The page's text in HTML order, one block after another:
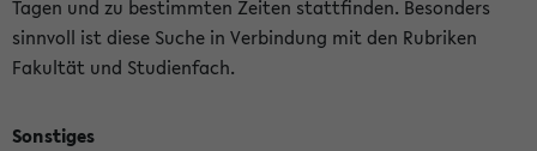
Tagen und zu bestimmten Zeiten stattfinden. Besonders
sinnvoll ist diese Suche in Verbindung mit den Rubriken
Fakultät und Studienfach.
Sonstiges